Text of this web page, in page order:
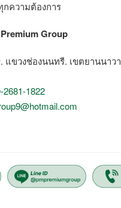
ความต้องการ
Group
แขวงช่องนนทรี. เขตยานนาวา
2681-1822